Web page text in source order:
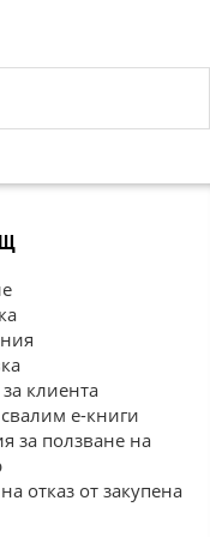
клиента
е-книги
за ползване на
отказ от закупена